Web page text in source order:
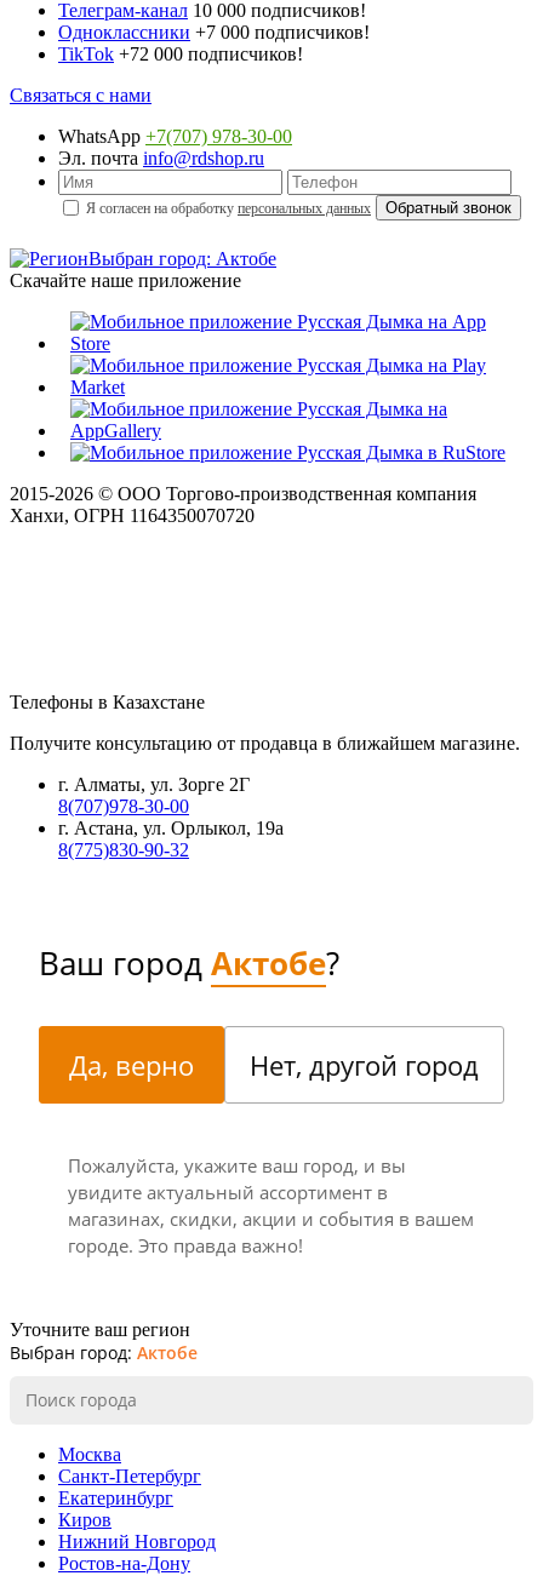
Телеграм-канал 10 000 подписчиков!
Одноклассники +7 000 подписчиков!
TikTok +72 000 подписчиков!
Связаться с нами
WhatsApp +7(707) 978-30-00
Эл. почта info@rdshop.ru
Я согласен на обработку персональных данных
Выбран город: Актобе
Скачайте наше приложение
2015-2026 © ООО Торгово-производственная компания
Ханхи, ОГРН 1164350070720
Телефоны в Казахстане
Получите консультацию от продавца в ближайшем магазине.
г. Алматы, ул. Зорге 2Г
8(707)978-30-00
г. Астана, ул. Орлыкол, 19а
8(775)830-90-32
Ваш городАктобе?
Да, верно Нет, другой город
Пожалуйста, укажите ваш город, и вы
увидите актуальный ассортимент в
магазинах, скидки, акции и события в вашем
городе. Это правда важно!
Уточните ваш регион
Выбран город: Актобе
Москва
Санкт-Петербург
Екатеринбург
Киров
Нижний Новгород
Ростов-на-Дону